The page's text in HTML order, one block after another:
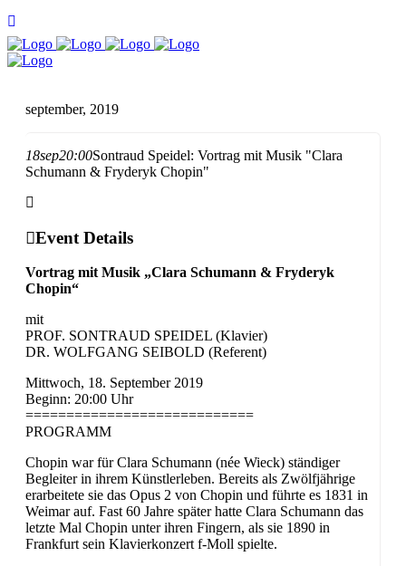
september, 2019
18sep20:00Sontraud Speidel: Vortrag mit Musik "Clara
Schumann & Fryderyk Chopin"
Event Details
Vortrag mit Musik „Clara Schumann & Fryderyk
Chopin“
mit
PROF. SONTRAUD SPEIDEL (Klavier)
DR. WOLFGANG SEIBOLD (Referent)
Mittwoch, 18. September 2019
Beginn: 20:00 Uhr
============================
PROGRAMM
Chopin war für Clara Schumann (née Wieck) ständiger
Begleiter in ihrem Künstlerleben. Bereits als Zwölfjährige
erarbeitete sie das Opus 2 von Chopin und führte es 1831 in
Weimar auf. Fast 60 Jahre später hatte Clara Schumann das
letzte Mal Chopin unter ihren Fingern, als sie 1890 in
Frankfurt sein Klavierkonzert f-Moll spielte.